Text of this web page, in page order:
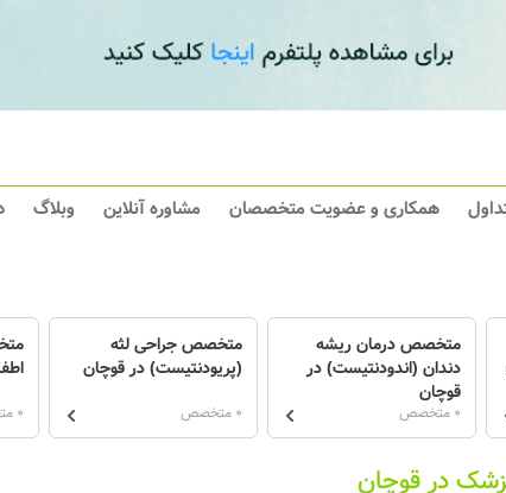
همکاری و عضویت متخصصان مشاوره آنلاین وبلاگ
متخصص درمان ریشه
دندان (اندودنتیست) در
قوچان
0 متخصص
متخصص جراحی لثه
(پریودنتیست) در قوچان
0 متخصص 0 متخصص
در قوچان